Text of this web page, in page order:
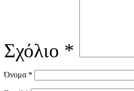
Σχόλιο *
Όνομα *